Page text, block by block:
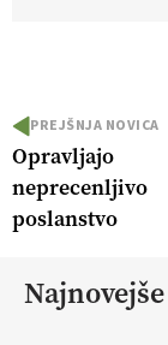
PREJŠNJA NOVICA
Opravljajo
neprecenljivo
poslanstvo
Najnovejše